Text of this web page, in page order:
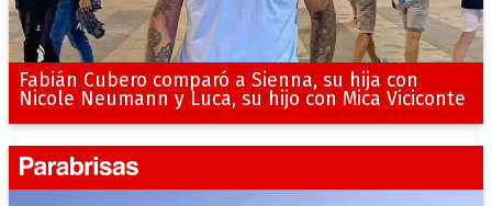
Fabián Cubero comparó a Sienna, su hija con
Nicole Neumann y Luca, su hijo con Mica Viciconte